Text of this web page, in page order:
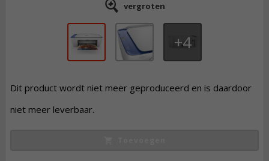
vergroten
4
Dit product wordt niet meer geproduceerd en is daardoor
niet meer leverbaar.